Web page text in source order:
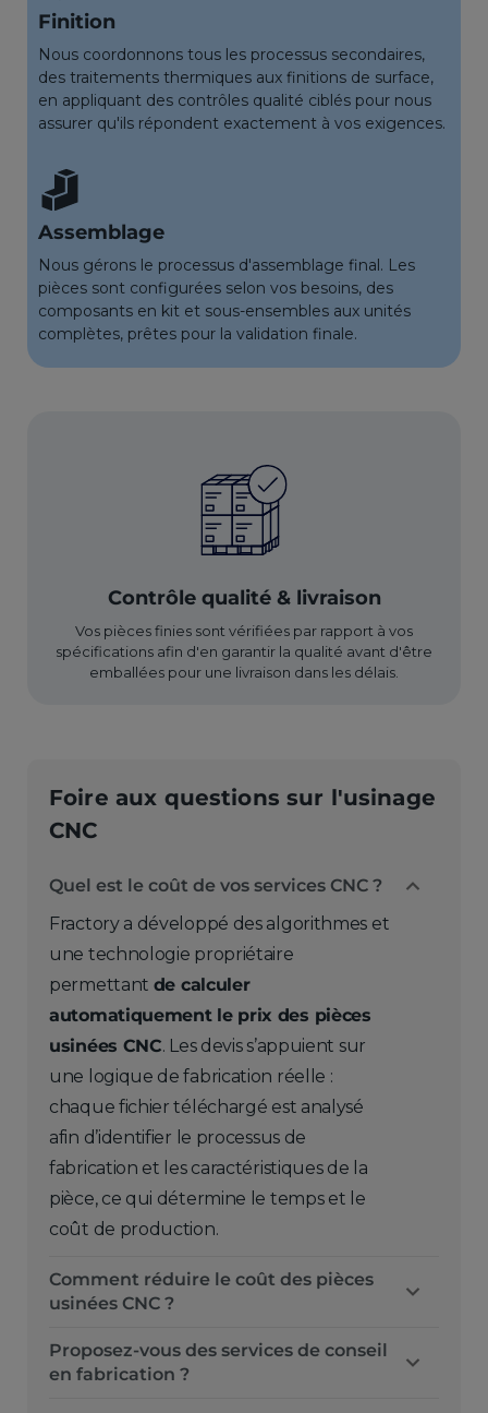
Finition
Nous coordonnons tous les processus secondaires,
des traitements thermiques aux finitions de surface,
en appliquant des contrôles qualité ciblés pour nous
assurer qu'ils répondent exactement à vos exigences.
Assemblage
Nous gérons le processus d'assemblage final. Les
pièces sont configurées selon vos besoins, des
composants en kit et sous-ensembles aux unités
complètes, prêtes pour la validation finale.
Contrôle qualité & livraison
Vos pièces finies sont vérifiées par rapport à vos
spécifications afin d'en garantir la qualité avant d'être
emballées pour une livraison dans les délais.
Foire aux questions sur l'usinage
CNC
Quel est le coût de vos services CNC ?
Fractory a développé des algorithmes et
une technologie propriétaire
permettant de calculer
automatiquement le prix des pièces
usinées CNC. Les devis s’appuient sur
une logique de fabrication réelle :
chaque fichier téléchargé est analysé
afin d’identifier le processus de
fabrication et les caractéristiques de la
pièce, ce qui détermine le temps et le
coût de production.
Comment réduire le coût des pièces
usinées CNC ?
Proposez-vous des services de conseil
en fabrication ?